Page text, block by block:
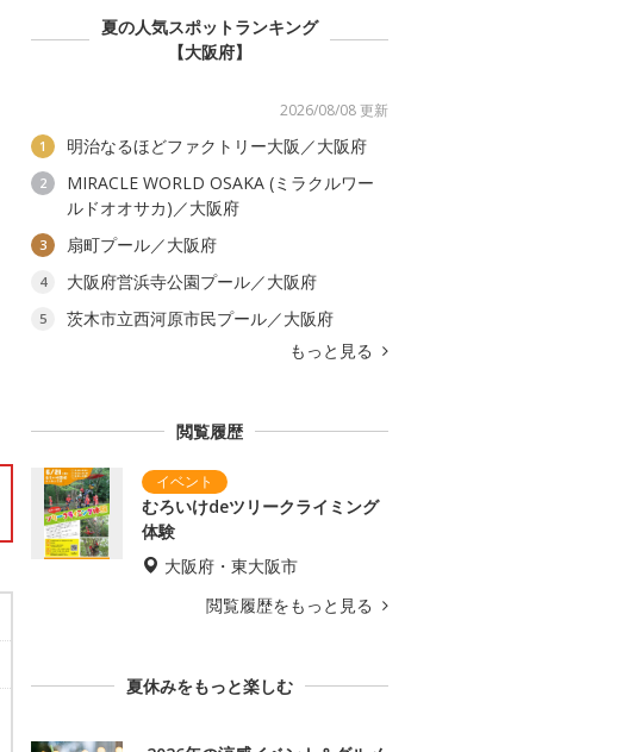
夏の人気スポットランキング
【大阪府】
2026/08/08 更新
1 明治なるほどファクトリー大阪／大阪府
2
MIRACLE WORLD OSAKA (ミラクルワー
ルドオオサカ)／大阪府
3 扇町プール／大阪府
4 大阪府営浜寺公園プール／大阪府
5
茨木市立西河原市民プール／大阪府
もっと見る
閲覧履歴
むろいけdeツリークライミング
体験
大阪府・東大阪市
閲覧履歴をもっと見る
夏休みをもっと楽しむ